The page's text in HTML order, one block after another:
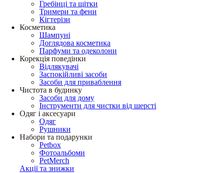
Гребінці та щітки
Тримери та фени
Кігтерізи
Косметика
Шампуні
Доглядова косметика
Парфуми та одеколони
Корекція поведінки
Відлякувачі
Заспокійливі засоби
Засоби для приваблення
Чистота в будинку
Засоби для дому
Інструменти для чистки від шерсті
Одяг і аксесуари
Одяг
Рушники
Набори та подарунки
Petbox
Фотоальбоми
PetMerch
Акції та знижки